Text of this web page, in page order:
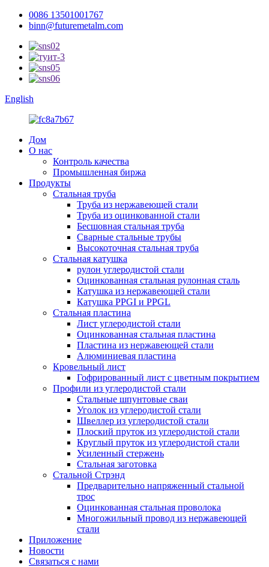
0086 13501001767
binn@futuremetalm.com
English
Дом
О нас
Контроль качества
Промышленная биржа
Продукты
Стальная труба
Труба из нержавеющей стали
Труба из оцинкованной стали
Бесшовная стальная труба
Сварные стальные трубы
Высокоточная стальная труба
Стальная катушка
рулон углеродистой стали
Оцинкованная стальная рулонная сталь
Катушка из нержавеющей стали
Катушка PPGI и PPGL
Стальная пластина
Лист углеродистой стали
Оцинкованная стальная пластина
Пластина из нержавеющей стали
Алюминиевая пластина
Кровельный лист
Гофрированный лист с цветным покрытием
Профили из углеродистой стали
Стальные шпунтовые сваи
Уголок из углеродистой стали
Швеллер из углеродистой стали
Плоский пруток из углеродистой стали
Круглый пруток из углеродистой стали
Усиленный стержень
Стальная заготовка
Стальной Стрэнд
Предварительно напряженный стальной
трос
Оцинкованная стальная проволока
Многожильный провод из нержавеющей
стали
Приложение
Новости
Связаться с нами